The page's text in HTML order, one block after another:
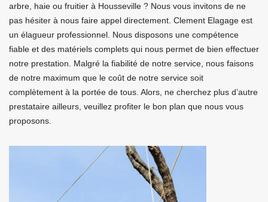
arbre, haie ou fruitier à Housseville ? Nous vous invitons de ne
pas hésiter à nous faire appel directement. Clement Elagage est
un élagueur professionnel. Nous disposons une compétence
fiable et des matériels complets qui nous permet de bien effectuer
notre prestation. Malgré la fiabilité de notre service, nous faisons
de notre maximum que le coût de notre service soit
complètement à la portée de tous. Alors, ne cherchez plus d’autre
prestataire ailleurs, veuillez profiter le bon plan que nous vous
proposons.